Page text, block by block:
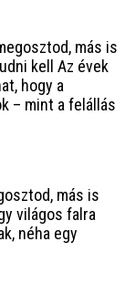
más is
kell Az évek
hogy a
– mint a felállás
más is
világos falra
néha egy